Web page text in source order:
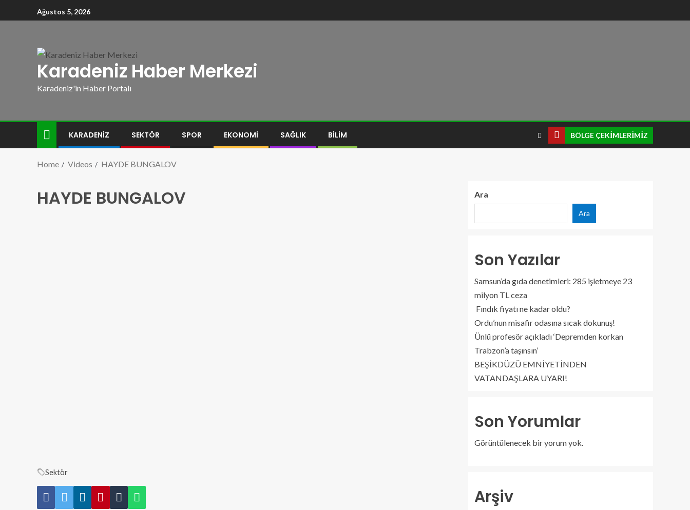
Ağustos 5, 2026
Karadeniz Haber Merkezi
Karadeniz'in Haber Portalı
KARADENIZ SEKTÖR SPOR EKONOMI SAĞLIK BILIM BÖLGE ÇEKIMLERIMIZ
Home Videos HAYDE BUNGALOV
HAYDE BUNGALOV
Sektör
Ara
Ara
Son Yazılar
Samsun’da gıda denetimleri: 285 işletmeye 23
milyon TL ceza
Fındık fiyatı ne kadar oldu?
Ordu’nun misafir odasına sıcak dokunuş!
Ünlü profesör açıkladı ‘Depremden korkan
Trabzon’a taşınsın’
BEŞİKDÜZÜ EMNİYETİNDEN
VATANDAŞLARA UYARI!
Son Yorumlar
Görüntülenecek bir yorum yok.
Arşiv